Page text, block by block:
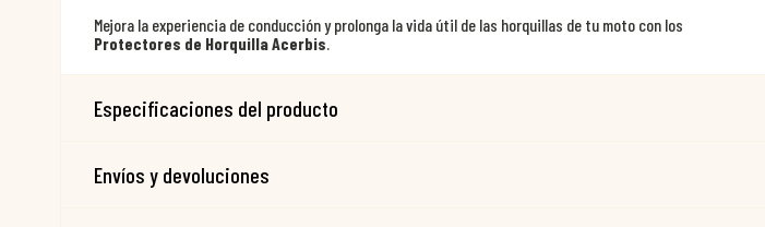
Mejora la experiencia de conducción y prolonga la vida útil de las horquillas de tu moto con los
Protectores de Horquilla Acerbis.
Especificaciones del producto
Envíos y devoluciones